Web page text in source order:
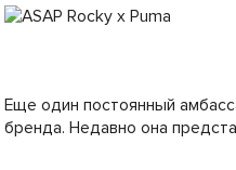
Еще один постоянный
бренда. Недавно она